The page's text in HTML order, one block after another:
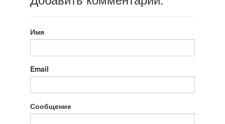
Имя
Email
Сообщение